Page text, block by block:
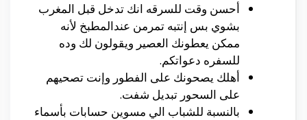
أحسن وقت للسرقه انك تدخل قبل المغرب
بشوي بس إنتبه تمرمن عندالمطبخ لأنه
ممكن يعطونك العصير ويقولون لك وده
للسفره دعواتكم.
أهلك يصحونك على الفطور وإنت تصحيهم
على السحور تبديل شفت.
بالنسبة للشباب الي مسوين حسابات بأسماء